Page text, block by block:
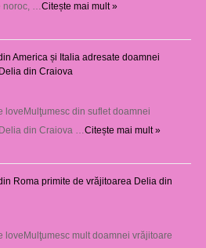
noroc, …Citește mai mult »
America și Italia adresate doamnei
din Craiova
loveMulţumesc din suflet doamnei
din Craiova …Citește mai mult »
Roma primite de vrăjitoarea Delia din
loveMulţumesc mult doamnei vrăjitoare